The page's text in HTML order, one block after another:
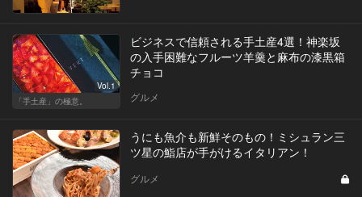
Vol.1
「手土産」の極意。
ビジネスで信頼される手土産4選！神楽坂
の入手困難なフルーツ羊羹と麻布の漆黒箱
チョコ
グルメ
うにも魚介も新鮮そのもの！ミシュラン三
ツ星の鮨店が手がけるイタリアン！
グルメ